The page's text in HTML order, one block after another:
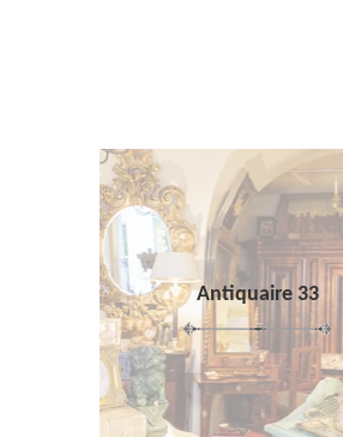
Antiquaire 33